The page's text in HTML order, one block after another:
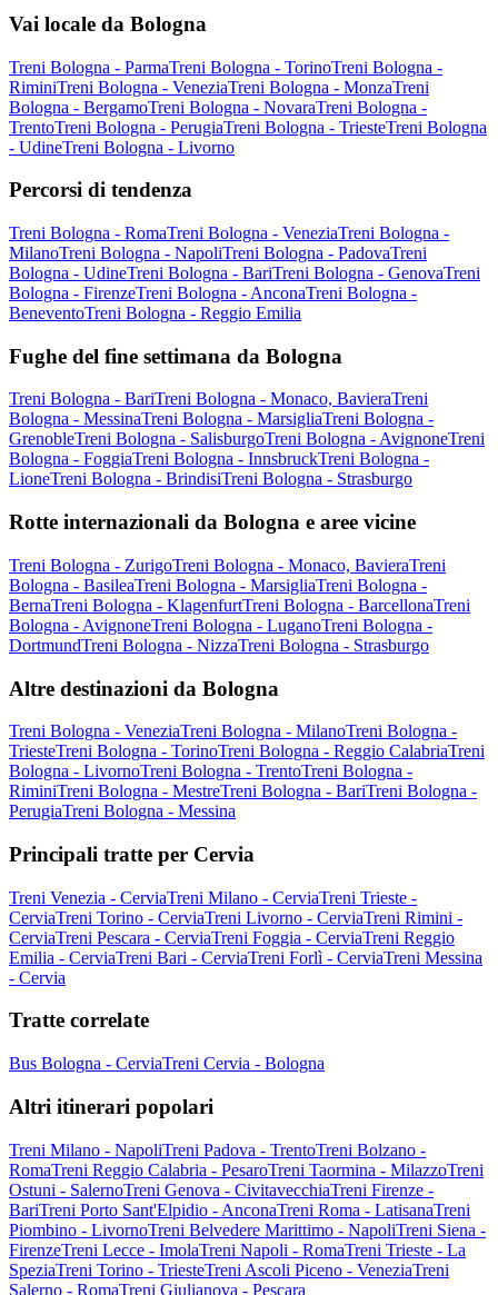
Vai locale da Bologna
Treni Bologna - ParmaTreni Bologna - TorinoTreni Bologna -
RiminiTreni Bologna - VeneziaTreni Bologna - MonzaTreni
Bologna - BergamoTreni Bologna - NovaraTreni Bologna -
TrentoTreni Bologna - PerugiaTreni Bologna - TriesteTreni Bologna
- UdineTreni Bologna - Livorno
Percorsi di tendenza
Treni Bologna - RomaTreni Bologna - VeneziaTreni Bologna -
MilanoTreni Bologna - NapoliTreni Bologna - PadovaTreni
Bologna - UdineTreni Bologna - BariTreni Bologna - GenovaTreni
Bologna - FirenzeTreni Bologna - AnconaTreni Bologna -
BeneventoTreni Bologna - Reggio Emilia
Fughe del fine settimana da Bologna
Treni Bologna - BariTreni Bologna - Monaco, BavieraTreni
Bologna - MessinaTreni Bologna - MarsigliaTreni Bologna -
GrenobleTreni Bologna - SalisburgoTreni Bologna - AvignoneTreni
Bologna - FoggiaTreni Bologna - InnsbruckTreni Bologna -
LioneTreni Bologna - BrindisiTreni Bologna - Strasburgo
Rotte internazionali da Bologna e aree vicine
Treni Bologna - ZurigoTreni Bologna - Monaco, BavieraTreni
Bologna - BasileaTreni Bologna - MarsigliaTreni Bologna -
BernaTreni Bologna - KlagenfurtTreni Bologna - BarcellonaTreni
Bologna - AvignoneTreni Bologna - LuganoTreni Bologna -
DortmundTreni Bologna - NizzaTreni Bologna - Strasburgo
Altre destinazioni da Bologna
Treni Bologna - VeneziaTreni Bologna - MilanoTreni Bologna -
TriesteTreni Bologna - TorinoTreni Bologna - Reggio CalabriaTreni
Bologna - LivornoTreni Bologna - TrentoTreni Bologna -
RiminiTreni Bologna - MestreTreni Bologna - BariTreni Bologna -
PerugiaTreni Bologna - Messina
Principali tratte per Cervia
Treni Venezia - CerviaTreni Milano - CerviaTreni Trieste -
CerviaTreni Torino - CerviaTreni Livorno - CerviaTreni Rimini -
CerviaTreni Pescara - CerviaTreni Foggia - CerviaTreni Reggio
Emilia - CerviaTreni Bari - CerviaTreni Forlì - CerviaTreni Messina
- Cervia
Tratte correlate
Bus Bologna - CerviaTreni Cervia - Bologna
Altri itinerari popolari
Treni Milano - NapoliTreni Padova - TrentoTreni Bolzano -
RomaTreni Reggio Calabria - PesaroTreni Taormina - MilazzoTreni
Ostuni - SalernoTreni Genova - CivitavecchiaTreni Firenze -
BariTreni Porto Sant'Elpidio - AnconaTreni Roma - LatisanaTreni
Piombino - LivornoTreni Belvedere Marittimo - NapoliTreni Siena -
FirenzeTreni Lecce - ImolaTreni Napoli - RomaTreni Trieste - La
SpeziaTreni Torino - TriesteTreni Ascoli Piceno - VeneziaTreni
Salerno - RomaTreni Giulianova - Pescara